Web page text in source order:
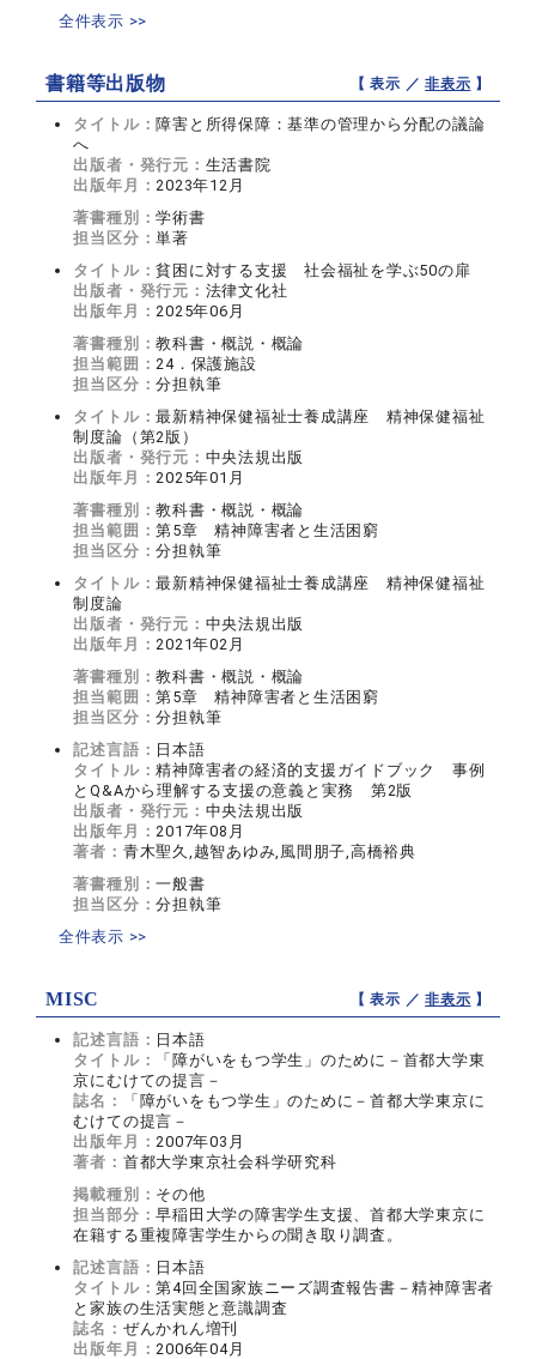
全件表示 >>
書籍等出版物 【 表示 ／非表示 】
タイトル： 障害と所得保障：基準の管理から分配の議論
へ
出版者・発行元： 生活書院
出版年月：2023年12月
著書種別：学術書
担当区分：単著
タイトル：貧困に対する支援 社会福祉を学ぶ50の扉
出版者・発行元： 法律文化社
出版年月：2025年06月
著書種別：教科書・概説・概論
担当範囲：24．保護施設
担当区分：分担執筆
タイトル：最新精神保健福祉士養成講座 精神保健福祉
制度論（第2版）
出版者・発行元： 中央法規出版
出版年月：2025年01月
著書種別：教科書・概説・概論
担当範囲：第5章 精神障害者と生活困窮
担当区分：分担執筆
タイトル：最新精神保健福祉士養成講座 精神保健福祉
制度論
出版者・発行元： 中央法規出版
出版年月：2021年02月
著書種別：教科書・概説・概論
担当範囲：第5章 精神障害者と生活困窮
担当区分：分担執筆
記述言語： 日本語
タイトル：精神障害者の経済的支援ガイドブック 事例
とQ&Aから理解する支援の意義と実務 第2版
出版者・発行元： 中央法規出版
出版年月：2017年08月
著者： 青木聖久,越智あゆみ,風間朋子,高橋裕典
著書種別：一般書
担当区分：分担執筆
全件表示 >>
MISC 【 表示 ／非表示 】
記述言語： 日本語
タイトル：
「障がいをもつ学生」のために－首都大学東
京にむけての提言－
誌名：
「障がいをもつ学生」のために－首都大学東京に
むけての提言－
出版年月：2007年03月
著者： 首都大学東京社会科学研究科
掲載種別： その他
担当部分：早稲田大学の障害学生支援、首都大学東京に
在籍する重複障害学生からの聞き取り調査。
記述言語： 日本語
タイトル：第4回全国家族ニーズ調査報告書－精神障害者
と家族の生活実態と意識調査
誌名： ぜんかれん増刊
出版年月：2006年04月